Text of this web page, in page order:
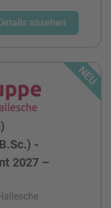
ansehen
-
2027 –